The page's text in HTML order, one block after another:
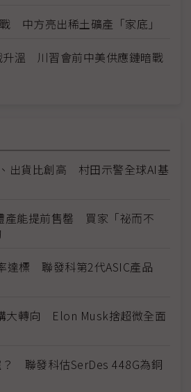
中方亮出稀土礦產「家底」
升溫 川習會前中美供應鏈暗戰
出貨比創高 村田示警全球AI基
產能提前售罄 買家「祕而不
達標 聯發科第2代ASIC產品
大轉向 Elon Musk捨超微全面
聯發科估SerDes 448G為銅